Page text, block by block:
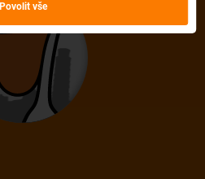
Povolit vše